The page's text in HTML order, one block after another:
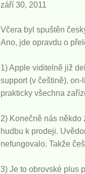
září 30, 2011
Včera byl spuštěn
Ano, jde opravdu o
1) Apple viditelně již
support (v češtině),
prakticky všechna
2) Konečně nás
hudbu k prodeji.
nefungovalo. Takže
3) Je to obrovské plus